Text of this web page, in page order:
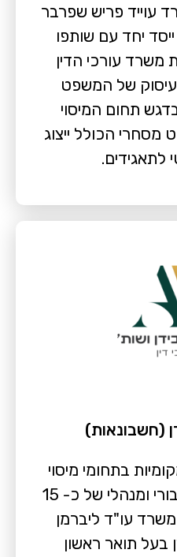
עוייד פריש שפרבר
ושות'. בשנת 2007 ייסד יחד עם שותפו
משרד עורכי הדין
של המשפט
תחום המיסוי
מסחרי הכולל ייצוג
לתאגידים.
(חשבונאות)
בתחומי מיסוי
מוניציפאלי ומשפט ציבורי ומנהלי של כ- 15
עו"ד ליברמן
בעל תואר ראשון